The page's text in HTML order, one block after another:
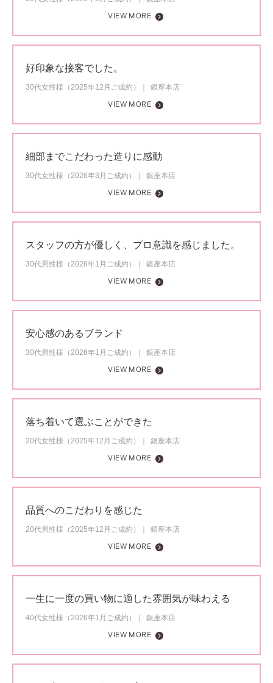
VIEW MORE
好印象な接客でした。
30代女性様（2025年12月ご成約）
銀座本店
VIEW MORE
細部までこだわった造りに感動
30代女性様（2026年3月ご成約）
銀座本店
VIEW MORE
スタッフの方が優しく、プロ意識を感じました。
30代男性様（2026年1月ご成約）
銀座本店
VIEW MORE
安心感のあるブランド
30代男性様（2026年1月ご成約）
銀座本店
VIEW MORE
落ち着いて選ぶことができた
20代女性様（2025年12月ご成約）
銀座本店
VIEW MORE
品質へのこだわりを感じた
20代男性様（2025年12月ご成約）
銀座本店
VIEW MORE
一生に一度の買い物に適した雰囲気が味わえる
40代女性様（2026年1月ご成約）
銀座本店
VIEW MORE